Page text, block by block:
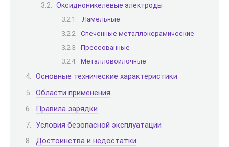
Оксидноникелевые электроды
Ламельные
Спеченные металлокерамические
Прессованные
Металловойлочные
Основные технические характеристики
Области применения
Правила зарядки
Условия безопасной эксплуатации
Достоинства и недостатки